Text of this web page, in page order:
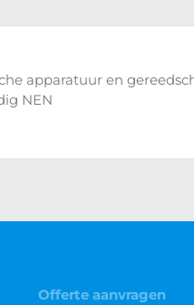
apparatuur en
NEN